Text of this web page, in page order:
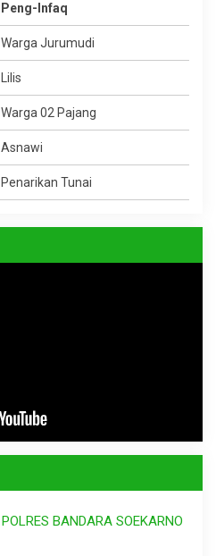
Peng-Infaq
Warga Jurumudi
Lilis
Warga 02 Pajang
Asnawi
Penarikan Tunai
BANDARA SOEKARNO